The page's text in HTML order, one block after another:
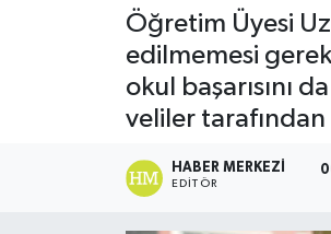
Öğretim Üyesi
edilmemesi
okul başarısını
veliler
HABER MERKEZI
EDITÖR
Magazin
Son Dakika Haberleri
Haber Arşivi